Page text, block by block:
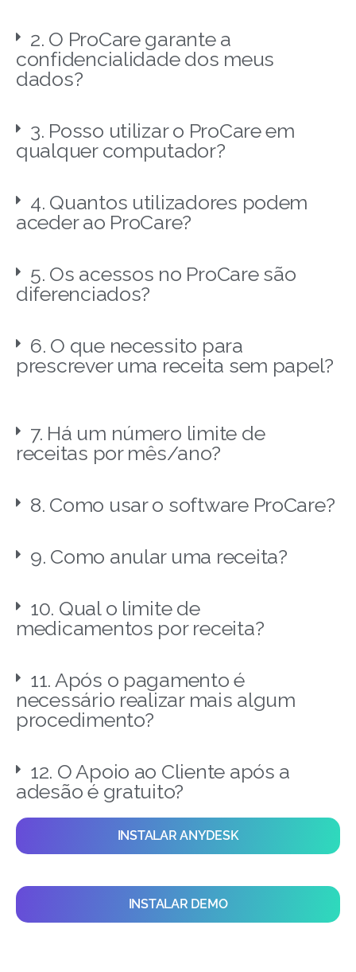
2. O ProCare garante a
confidencialidade dos meus
dados?
3. Posso utilizar o ProCare em
qualquer computador?
4. Quantos utilizadores podem
aceder ao ProCare?
5. Os acessos no ProCare são
diferenciados?
6. O que necessito para
prescrever uma receita sem papel?
7. Há um número limite de
receitas por mês/ano?
8. Como usar o software ProCare?
9. Como anular uma receita?
10. Qual o limite de
medicamentos por receita?
11. Após o pagamento é
necessário realizar mais algum
procedimento?
12. O Apoio ao Cliente após a
adesão é gratuito?
INSTALAR ANYDESK
INSTALAR DEMO